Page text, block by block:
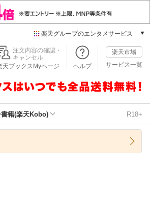
楽天グループのエンタメサービス
本/ゲーム/CD/DVD
楽天ブックス
楽天Kobo
楽天ミュージック
楽天TV
注文内容の確認・
キャンセル
天ブックスMyページ
ヘルプ
楽天市場
サービス一覧
書籍(楽天Kobo) R18+